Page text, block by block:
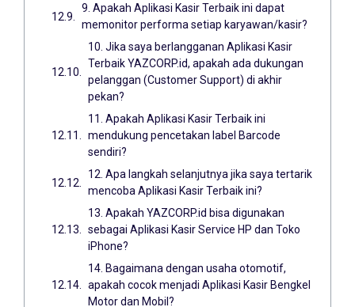
9. Apakah Aplikasi Kasir Terbaik ini dapat
memonitor performa setiap karyawan/kasir?
10. Jika saya berlangganan Aplikasi Kasir
Terbaik YAZCORP.id, apakah ada dukungan
pelanggan (Customer Support) di akhir
pekan?
11. Apakah Aplikasi Kasir Terbaik ini
mendukung pencetakan label Barcode
sendiri?
12. Apa langkah selanjutnya jika saya tertarik
mencoba Aplikasi Kasir Terbaik ini?
13. Apakah YAZCORP.id bisa digunakan
sebagai Aplikasi Kasir Service HP dan Toko
iPhone?
14. Bagaimana dengan usaha otomotif,
apakah cocok menjadi Aplikasi Kasir Bengkel
Motor dan Mobil?